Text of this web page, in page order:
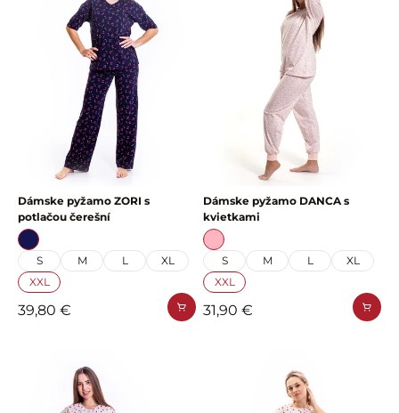
Dámske pyžamo ZORI s
potlačou čerešní
S M L
XL
XXL
39,80 €
Dámske pyžamo DANCA s
kvietkami
S M L
XL
XXL
31,90 €